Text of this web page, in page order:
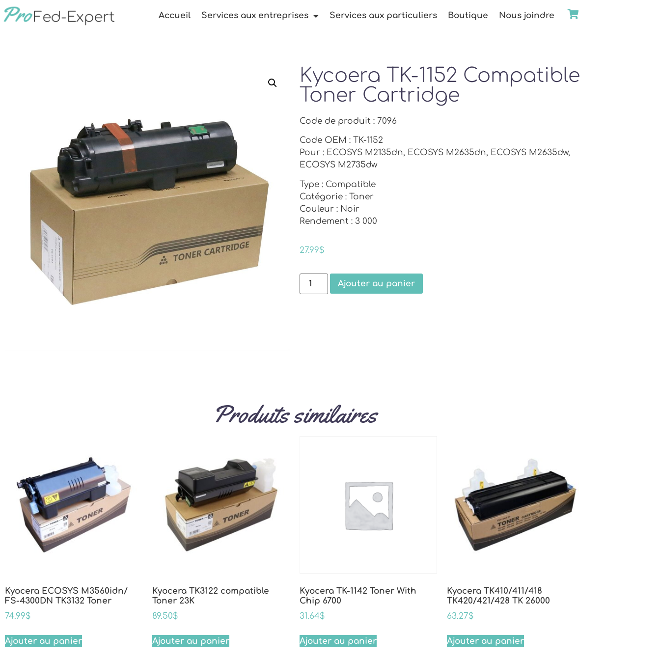
Accueil Services aux entreprises Services aux particuliers Boutique Nous joindre
Kycoera TK-1152 Compatible
Toner Cartridge
Code de produit : 7096
Code OEM : TK-1152
Pour : ECOSYS M2135dn, ECOSYS M2635dn, ECOSYS M2635dw,
ECOSYS M2735dw
Type : Compatible
Catégorie : Toner
Couleur : Noir
Rendement : 3 000
27.99$
Ajouter au panier
Produits similaires
Kyocera ECOSYS M3560idn/
FS-4300DN TK3132 Toner
74.99$
Ajouter au panier
Kyocera TK3122 compatible
Toner 23K
89.50$
Ajouter au panier
Kyocera TK-1142 Toner With
Chip 6700
31.64$
Ajouter au panier
Kyocera TK410/411/418
TK420/421/428 TK 26000
63.27$
Ajouter au panier